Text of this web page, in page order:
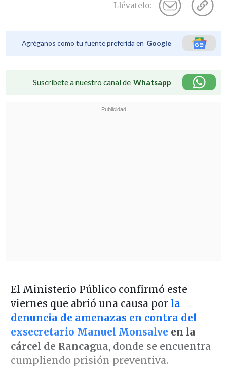
Llévatelo:
Agréganos como tu fuente preferida en Google
Suscríbete a nuestro canal de Whatsapp
El Ministerio Público confirmó este
viernes que abrió una causa porla
denuncia de amenazas en contra del
exsecretario Manuel Monsalve en la
cárcel de Rancagua, donde se encuentra
cumpliendo prisión preventiva.